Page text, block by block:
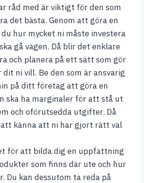
råd med är viktigt för den som
det bästa. Genom att göra en
hur mycket ni måste investera
gå vägen. Då blir det enklare
och planera på ett sätt som gör
ni vill. Be den som är ansvarig
på ditt företag att göra en
ska ha marginaler för att stå ut
och oförutsedda utgifter. Då
känna att ni har gjort rätt val
för att bilda dig en uppfattning
som finns där ute och hur
Du kan dessutom ta reda på